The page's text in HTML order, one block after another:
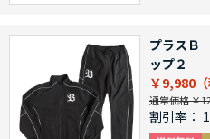
プラスＢ
ップ２
￥9,980
通常価格 ￥
割引率：